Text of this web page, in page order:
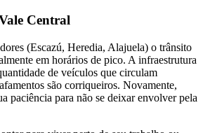
Central
(Escazú, Heredia, Alajuela) o trânsito
em horários de pico. A infraestrutura
de veículos que circulam
são corriqueiros. Novamente,
paciência para não se deixar envolver pela